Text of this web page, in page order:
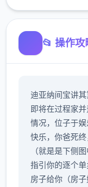
📂 操作攻
迪亚纳间宝讲
即将在过程家
情况，位子于
快乐，你爸死
（就是是下侧
指引你的逐个
房子给你（房